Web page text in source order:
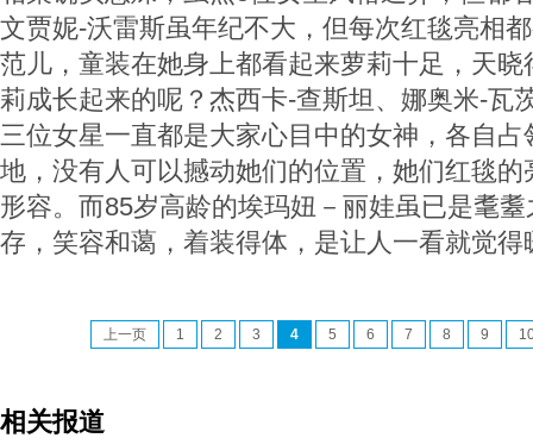
文贾妮-沃雷斯虽年纪不大，但每次红毯亮相
范儿，童装在她身上都看起来萝莉十足，天
莉成长起来的呢？杰西卡-查斯坦、娜奥米-瓦
三位女星一直都是大家心目中的女神，各自
地，没有人可以撼动她们的位置，她们红毯
形容。而85岁高龄的埃玛妞－丽娃虽已是耄
存，笑容和蔼，着装得体，是让人一看就觉得
上一页 1 2 3 4 5 6 7 8 9
相关报道